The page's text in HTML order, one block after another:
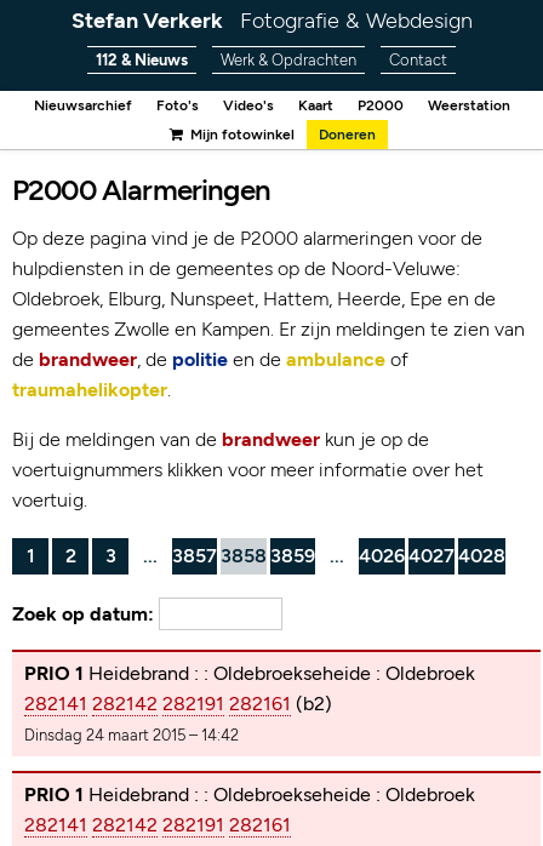
Stefan Verkerk Fotografie & Webdesign
112 & Nieuws Werk & Opdrachten Contact
Nieuwsarchief Foto's Video's Kaart P2000
Weerstation
Mijn fotowinkel
Doneren
P2000 Alarmeringen
Op deze pagina vind je de P2000 alarmeringen voor de
hulpdiensten in de gemeentes op de Noord-Veluwe:
Oldebroek, Elburg, Nunspeet, Hattem, Heerde, Epe en de
gemeentes Zwolle en Kampen. Er zijn meldingen te zien van
de brandweer, de politie en de ambulance of
traumahelikopter.
Bij de meldingen van de brandweer kun je op de
voertuignummers klikken voor meer informatie over het
voertuig.
1 2 3 ... 3857 3858 3859 ... 402640274028
Zoek op datum:
PRIO 1 Heidebrand : : Oldebroekseheide : Oldebroek
282141 282142 282191 282161 (b2)
Dinsdag 24 maart 2015 – 14:42
PRIO 1 Heidebrand : : Oldebroekseheide : Oldebroek
282141 282142 282191 282161